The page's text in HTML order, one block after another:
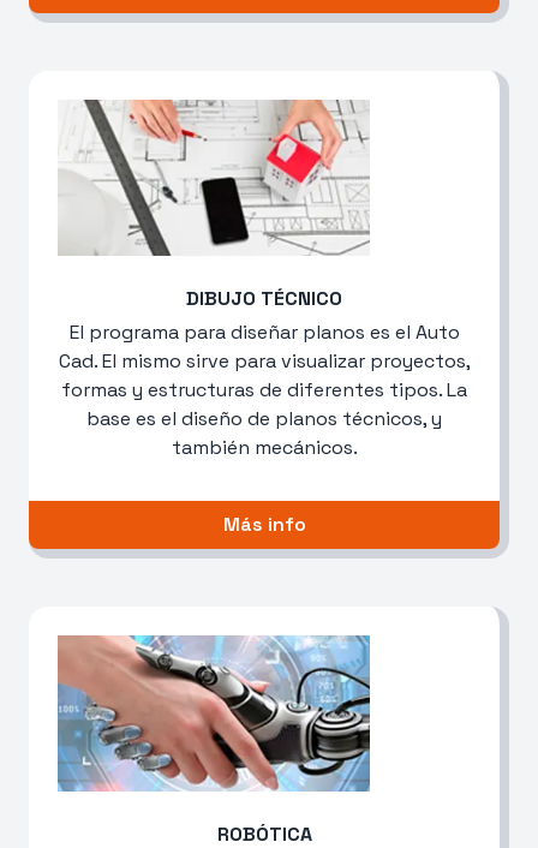
DIBUJO TÉCNICO
El programa para diseñar planos es el Auto
Cad. El mismo sirve para visualizar proyectos,
formas y estructuras de diferentes tipos. La
base es el diseño de planos técnicos, y
también mecánicos.
Más info
ROBÓTICA